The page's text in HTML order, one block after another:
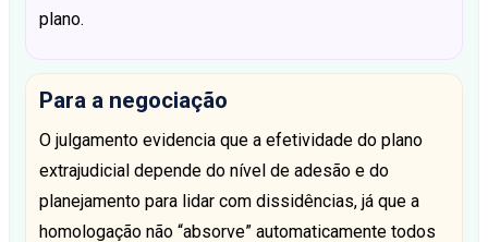
plano.
Para a negociação
O julgamento evidencia que a efetividade do plano
extrajudicial depende do nível de adesão e do
planejamento para lidar com dissidências, já que a
homologação não “absorve” automaticamente todos